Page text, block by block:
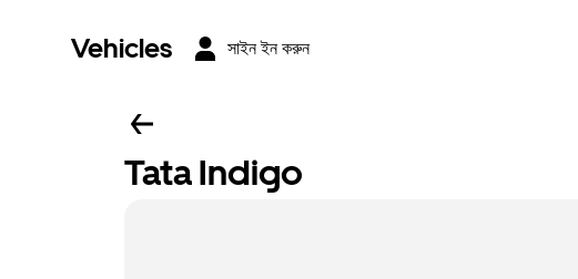
Vehicles সাইন ইন করুন
Tata Indigo